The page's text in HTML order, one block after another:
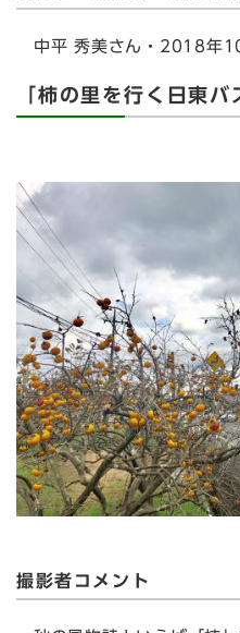
中平 秀美さん・2018年
「柿の里を行く日東バ
撮影者コメント